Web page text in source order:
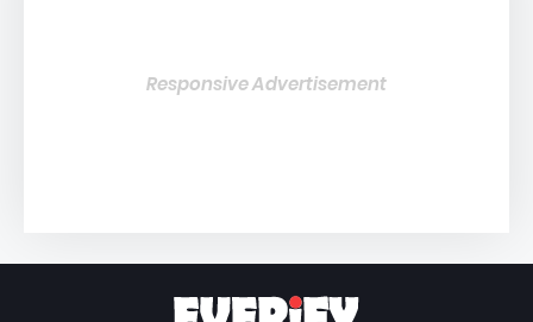
Responsive Advertisement